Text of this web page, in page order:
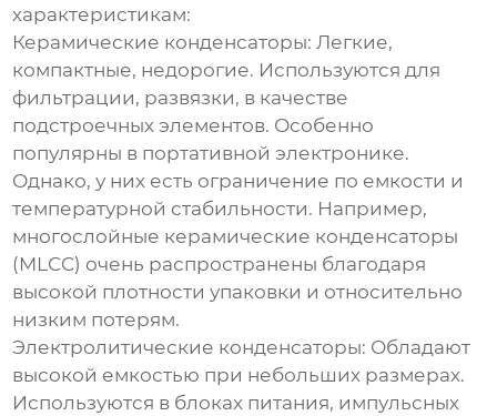
характеристикам:
Керамические конденсаторы: Легкие,
компактные, недорогие. Используются для
фильтрации, развязки, в качестве
подстроечных элементов. Особенно
популярны в портативной электронике.
Однако, у них есть ограничение по емкости и
температурной стабильности. Например,
многослойные керамические конденсаторы
(MLCC) очень распространены благодаря
высокой плотности упаковки и относительно
низким потерям.
Электролитические конденсаторы: Обладают
высокой емкостью при небольших размерах.
Используются в блоках питания, импульсных